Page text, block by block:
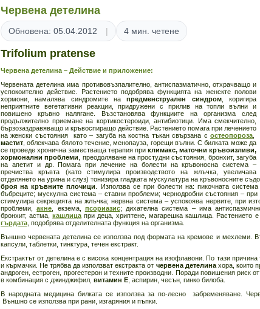
Червена детелина
Обновена: 05.04.2012 4 мин. четене
Trifolium pratense
Червена детелина – Действие и приложение:
Червената детелина има противовъзпалително, антиспазматично, отхрачващо и
успокоително действие. Растението подобрява функцията на женскте полови
хормони, намалява синдромите напредменструален синдром, коригира
неприятните вегетативни реакции, придружени с прилив на топли вълни и
повишено кръвно налягане. Възстановява функциите на организма след
продължително приемане на кортикостероиди, антибиотици. Има смекчително,
бързозаздравяващо и кръвоспиращо действие. Растението помага при лечението
на женски състояния като – загуба на костна тъкан свързана с остеопороза
мастит , облекчава бялото течение, менопауза, горещи вълни. С билката може да
се проведе хронична заместваща терапия при климакс, маточни кръвоизливи,
хормонални проблеми
, преодоляване на простудни състояния, бронхит, загуба
на апетит и др. Помага при лечение на болести на кръвоносна система –
пречиства кръвта (като стимулира производството на жлъчка, увеличава
отделянето на урина и слуз) тонизира гладката мускулатура на кръвоносните
броя на кръвните плочици
. Използва се при болести на: пикочната
бъбреците; мускулна система – ставни проблеми; чернодробни състояния – при
стимулира секрецията на жлъчка; нервна система – успокоява нервите, при
проблеми,акне , екзема, псориазис; дихателна система – има
бронхит, астма,кашлица при деца, хриптене, магарешка кашлица. Растението
гърдата , подобрява отделителната функция на организма.
Външно червената детелина се използва под формата на кремове и мехлеми.
капсули, таблетки, тинктура, течен екстракт.
Екстрактът от детелина е с висока концентрация на изофлавони. По тази
и кърмачки. Не трябва да използват екстракта от червена детелинахора, които
андроген, естроген, прогестерон и техните производни. Поради повишения риск
в комбинация с джинджифил, витамин Е , аспирин, чесън, гинко билоба.
В народната медицина билката се използва за по-лесно забременяване.
Външно се използва при рани, изгаряния и пъпки.